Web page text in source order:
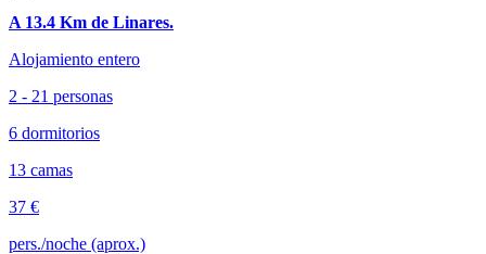
A 13.4 Km de Linares.
Alojamiento entero
2 - 21 personas
6 dormitorios
13 camas
37 €
pers./noche (aprox.)